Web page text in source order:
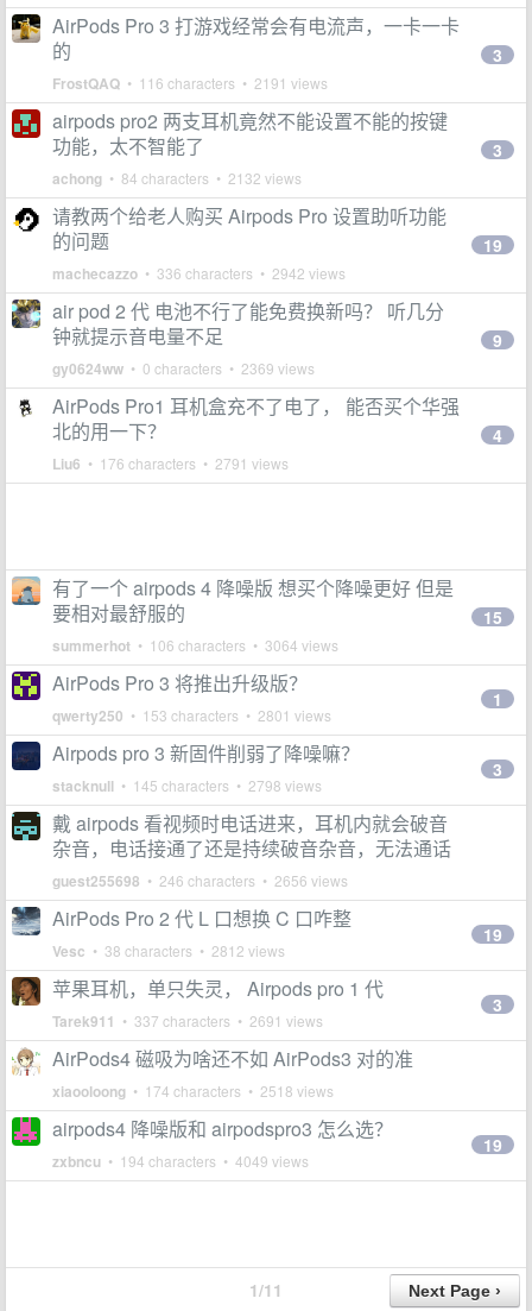
AirPods Pro 3 打游戏经常会有电流声，一卡一卡
的
FrostQAQ • 116 characters • 2191 views
3
airpods pro2 两支耳机竟然不能设置不能的按键
功能，太不智能了
achong • 84 characters • 2132 views
3
请教两个给老人购买 Airpods Pro 设置助听功能
的问题
machecazzo • 336 characters • 2942 views
19
air pod 2 代 电池不行了能免费换新吗？ 听几分
钟就提示音电量不足
gy0624ww • 0 characters • 2369 views
9
AirPods Pro1 耳机盒充不了电了， 能否买个华强
北的用一下？
Liu6 • 176 characters • 2791 views
4
有了一个 airpods 4 降噪版 想买个降噪更好 但是
要相对最舒服的
summerhot • 106 characters • 3064 views
15
AirPods Pro 3 将推出升级版？
qwerty250 • 153 characters • 2801 views
1
Airpods pro 3 新固件削弱了降噪嘛？
stacknull • 145 characters • 2798 views
3
戴 airpods 看视频时电话进来，耳机内就会破音
杂音，电话接通了还是持续破音杂音，无法通话
guest255698 • 246 characters • 2656 views
AirPods Pro 2 代 L 口想换 C 口咋整
Vesc • 38 characters • 2812 views
19
苹果耳机，单只失灵， Airpods pro 1 代
Tarek911 • 337 characters • 2691 views
3
AirPods4 磁吸为啥还不如 AirPods3 对的准
xiaooloong • 174 characters • 2518 views
airpods4 降噪版和 airpodspro3 怎么选？
zxbncu • 194 characters • 4049 views
19
1/11